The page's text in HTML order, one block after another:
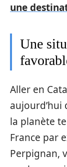
une
Une
Aller en
la planète
France par
Perpignan,